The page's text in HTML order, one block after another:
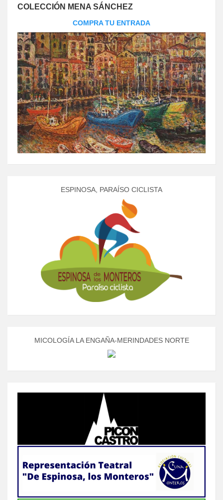
COLECCIÓN MENA SÁNCHEZ
COMPRA TU ENTRADA
ESPINOSA, PARAÍSO CICLISTA
MICOLOGÍA LA ENGAÑA-MERINDADES NORTE